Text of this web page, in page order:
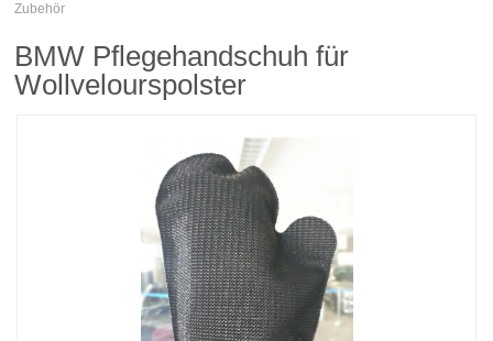
Zubehör
BMW Pflegehandschuh für
Wollvelourspolster